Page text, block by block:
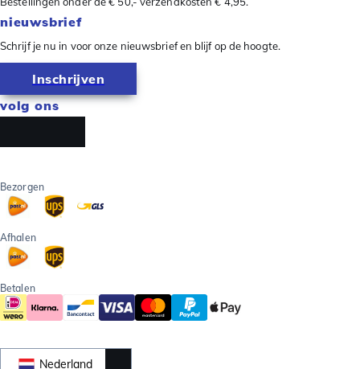
nieuwsbrief
Schrijf je nu in voor onze nieuwsbrief en blijf op de hoogte.
Inschrijven
volg ons
Bezorgen
Afhalen
Betalen
Nederland